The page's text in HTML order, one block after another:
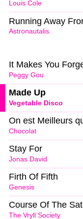
Louis Cole
Astronautalis
Running Away
Peggy Gou
It Makes You
Vegetable Disco
Made Up
Chocolat
On est Meilleurs
Jonas David
Stay For
Genesis
Firth Of Fifth
The Vryll Society
Course Of The